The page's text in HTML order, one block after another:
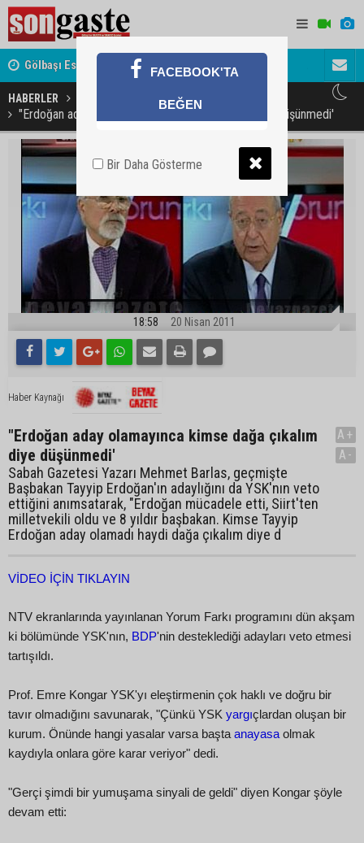
Gölbaşı Esnafının Sesi Ankara Kalkınma Ajansı'nda Avukat
akını
HABERLER
"Erdoğan aday olamayınca kimse dağa çıkalım diye düşünmedi'
18:58 20 Nisan 2011
Haber Kaynağı
"Erdoğan aday olamayınca kimse dağa çıkalım
diye düşünmedi'
Sabah Gazetesi Yazarı Mehmet Barlas, geçmişte
Başbakan Tayyip Erdoğan'ın adaylığını da YSK'nın veto
ettiğini anımsatarak, "Erdoğan mücadele etti, Siirt'ten
milletvekili oldu ve 8 yıldır başbakan. Kimse Tayyip
Erdoğan aday olamadı haydi dağa çıkalım diye d
A+
A-
VİDEO İÇİN TIKLAYIN
NTV ekranlarında yayınlanan Yorum Farkı programını dün akşam
ki bölümünde YSK'nın, BDP'nin desteklediği adayları veto etmesi
tartışıldı.
Prof. Emre Kongar YSK'yı eleştirmenin çok haklı ve doğru bir
tavır olmadığını savunarak, "Çünkü YSK yargıçlardan oluşan bir
kurum. Önünde hangi yasalar varsa başta anayasa olmak
kaydıyla onlara göre karar veriyor" dedi.
"Gerçi şimdi bir yumuşama sinyali de geldi" diyen Kongar şöyle
devam etti:
FACEBOOK'TA
BEĞEN
Bir Daha Gösterme